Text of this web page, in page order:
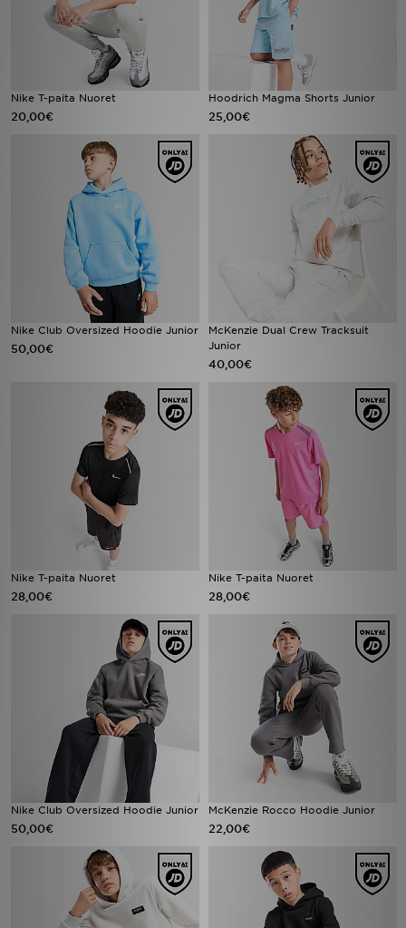
Nike T-paita Nuoret
20,00€
Hoodrich Magma Shorts Junior
25,00€
Nike Club Oversized Hoodie Junior
50,00€
McKenzie Dual Crew Tracksuit
Junior
40,00€
Nike T-paita Nuoret
28,00€
Nike T-paita Nuoret
28,00€
Nike Club Oversized Hoodie Junior
50,00€
McKenzie Rocco Hoodie Junior
22,00€